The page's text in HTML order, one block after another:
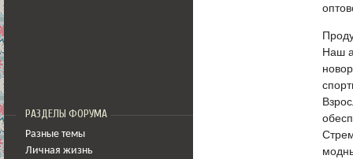
РАЗДЕЛЫ ФОРУМА
Разные темы
Личная жизнь
Наш